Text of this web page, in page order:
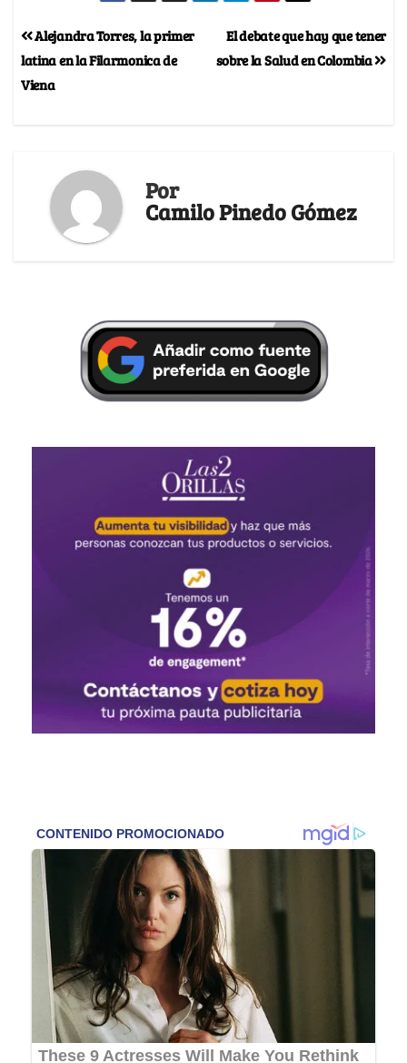
El debate que hay que tener
sobre la Salud en Colombia
Alejandra Torres, la primer
latina en la Filarmonica de
Viena
Por
Camilo Pinedo Gómez